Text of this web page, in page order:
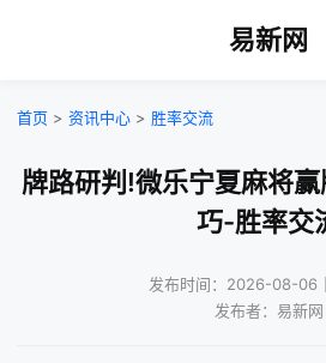
易新网
首页 > 资讯中心 > 胜率交流
牌路研判!微乐宁夏麻将
巧-胜率交
发布时间：2026-08-06
发布者：易新网